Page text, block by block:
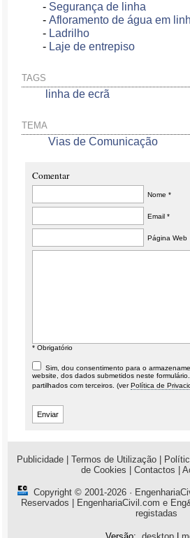
- Segurança de linha
-Afloramento de água em
- Ladrilho
- Laje de entrepiso
TAGS
linha de ecrã
TEMA
Vias de Comunicação
Comentar
Nome *
Email *
Página Web
* Obrigatório
Sim, dou consentimento para o
website, dos dados submetidos neste
partilhados com terceiros. (verPolítica de
Publicidade Termos de Utilização
de Cookies
Contactos
Copyright © 2001-2026 ·
Reservados | EngenhariaCivil.com e
registadas